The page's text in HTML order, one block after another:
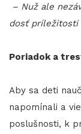
– Nuž ale
dosť príležitosti
Poriadok a
Aby sa deti
napomínali a
poslušnosti, k